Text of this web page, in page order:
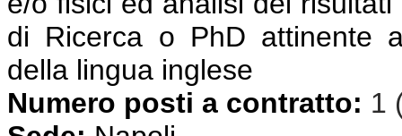
di Ricerca o PhD attinente
della lingua inglese
Numero posti a contratto: 1